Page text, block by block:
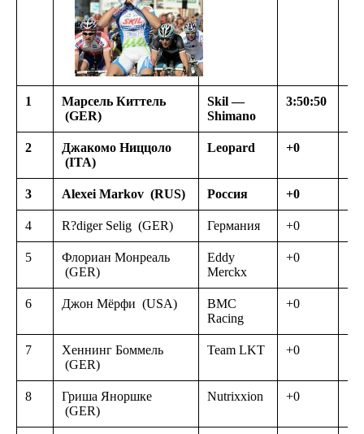
1
Марсель Киттель
(GER)
Skil —
Shimano
3:50:50
2
Джакомо Ниццоло
(ITA)
Leopard +0
3 Alexei Markov (RUS) Россия +0
4 R?diger Selig (GER) Германия +0
5
Флориан Монреаль
(GER)
Eddy
Merckx
+0
6 Джон Мёрфи (USA)
BMC
Racing
+0
7
Хеннинг Боммель
(GER)
Team LKT +0
8
Гриша Яноршке
(GER)
Nutrixxion +0